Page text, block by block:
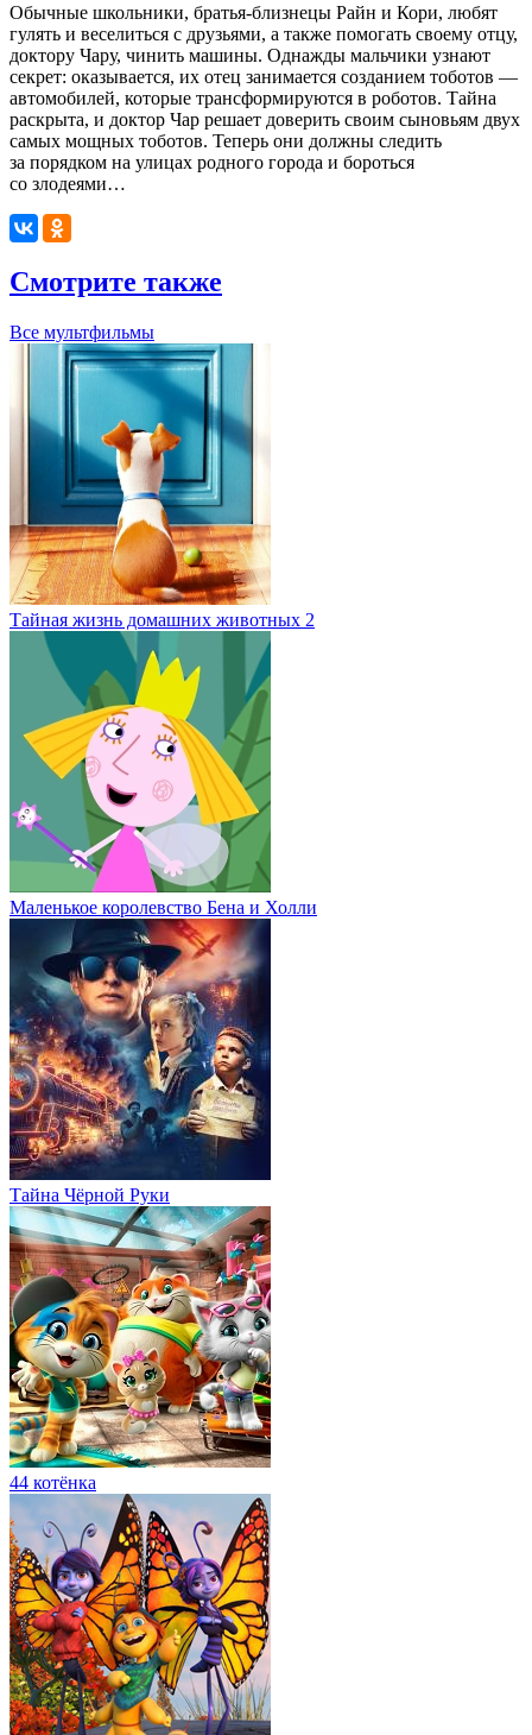
Обычные школьники, братья-близнецы Райн и Кори, любят
гулять и веселиться с друзьями, а также помогать своему отцу,
доктору Чару, чинить машины. Однажды мальчики узнают
секрет: оказывается, их отец занимается созданием тоботов —
автомобилей, которые трансформируются в роботов. Тайна
раскрыта, и доктор Чар решает доверить своим сыновьям двух
самых мощных тоботов. Теперь они должны следить
за порядком на улицах родного города и бороться
со злодеями…
Смотрите также
Все мультфильмы
Тайная жизнь домашних животных 2
Маленькое королевство Бена и Холли
Тайна Чёрной Руки
44 котёнка